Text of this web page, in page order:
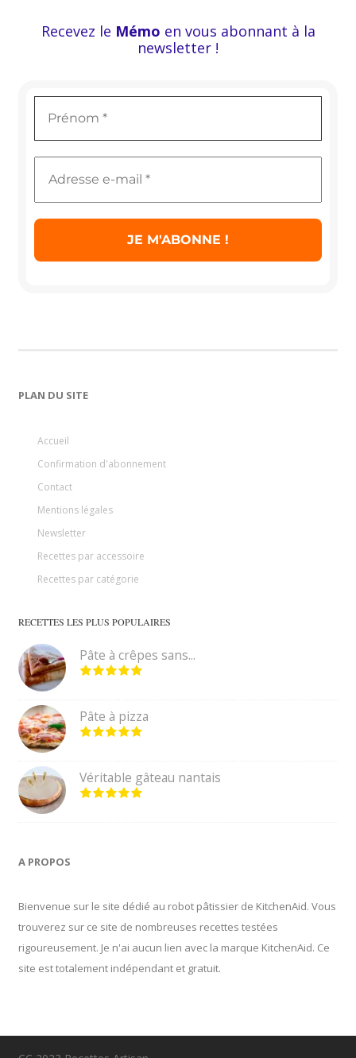
Recevez le Mémo en vous abonnant à la
newsletter !
PLAN DU SITE
Accueil
Confirmation d'abonnement
Contact
Mentions légales
Newsletter
Recettes par accessoire
Recettes par catégorie
RECETTES LES PLUS POPULAIRES
Pâte à crêpes sans...
Pâte à pizza
Véritable gâteau nantais
A PROPOS
Bienvenue sur le site dédié au robot pâtissier de KitchenAid. Vous
trouverez sur ce site de nombreuses recettes testées
rigoureusement. Je n'ai aucun lien avec la marque KitchenAid. Ce
site est totalement indépendant et gratuit.